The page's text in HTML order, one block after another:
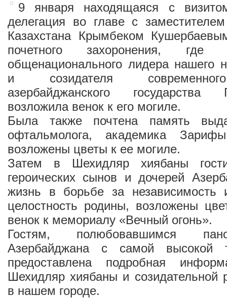
9 января находящаяся с
делегация во главе с
Казахстана Крымбеком
почетного захоронения, где
общенационального лидера нашего
и созидателя
азербайджанского
возложила венок к его могиле.
Была также почтена память
офтальмолога, академика
возложены цветы к ее могиле.
Затем в Шехидляр хиябаны
героических сынов и дочерей
жизнь в борьбе за независимость
целостность родины, возложены
венок к мемориалу «Вечный огонь».
Гостям, полюбовавшимся
Азербайджана с самой высокой
предоставлена подробная
Шехидляр хиябаны и созидательной
в нашем городе.